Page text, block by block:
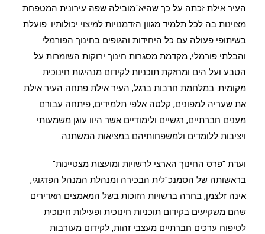
העיר אילת זכתה על כך שהיא`מובילה שפה עירונית המטפחת
מצוינות בה לכל תלמיד מגוון הזדמנויות למיצוי יכולותיו. פועלת
בשיתופי פעולה עם כל היחידות והגופים בחינוך הפורמלי
והבלתי פורמלי, מקדמת מסגרות חינוך ירוקות השומרות על
הטבע ועל הים ומחזקת תוכניות לקידום מנהיגות חינוכית
מקומית. במלחמת חרבות ברגל, העיר אילת פתחה העיר אילת
את שעריה למפונים, קלטה אלפי תלמידים, פיתחה עבורם
מענים חברתיים, רגשיים ולימודיים אשר היוו עוגן משמעותי
ויציבות ללומדים ולמשפחותיהם במציאות המשתנה.
ועדת "פרס החינוך הארצי לרשויות ומועצות מצטיינות"
בראשותה של הסמנכ"לית הבכירה ומנהלת המנהל הפדגוגי,
אינה זלצמן, בחרה ברשויות הזוכות בשל המאמצים האדירים
שהם משקיעים בקידום תוכניות חינוכית ופעילות חינוכית
לטיפוח ערכים חברתיים מעצבי זהות, לקידום מעורבות